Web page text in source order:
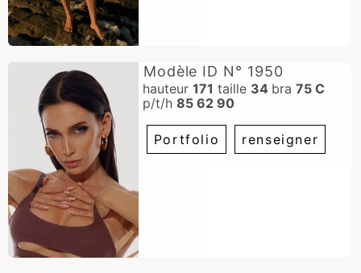
Modèle ID N° 1950
hauteur 171 taille 34 bra 75 C
p/t/h 85 62 90
Portfolio renseigner